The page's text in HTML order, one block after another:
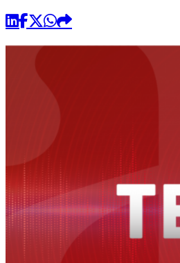
Universidad
Política
Comercial